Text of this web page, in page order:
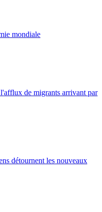
mondiale
de migrants arrivant par
détournent les nouveaux